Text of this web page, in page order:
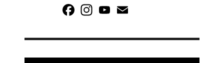
FacebookInstagramYouTube
Channel